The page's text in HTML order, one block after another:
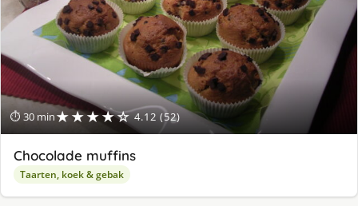
⏱ 30 min★★★★☆ 4.12 (52)
Chocolade muffins
Taarten, koek & gebak